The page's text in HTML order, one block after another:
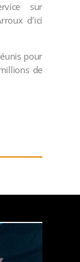
sur
d’ici
pour
de